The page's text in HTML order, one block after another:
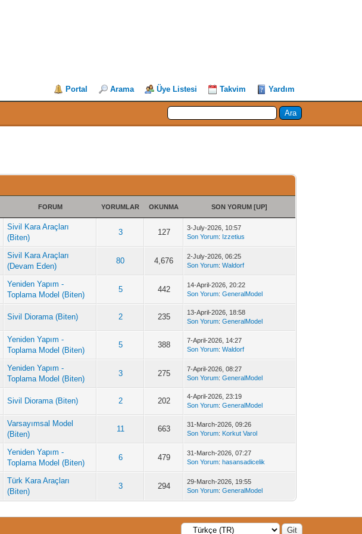
Portal Arama Üye Listesi Takvim Yardım
FORUM YORUMLAR OKUNMA SON YORUM [UP]
Sivil Kara Araçları
(Biten)
3 127
3-July-2026, 10:57
Son Yorum: Izzetius
Sivil Kara Araçları
(Devam Eden)
80 4,676
2-July-2026, 06:25
Son Yorum:Waldorf
Yeniden Yapım -
Toplama Model (Biten)
5 442
14-April-2026, 20:22
Son Yorum:GeneralModel
Sivil Diorama (Biten) 2 235
13-April-2026, 18:58
Son Yorum:GeneralModel
Yeniden Yapım -
Toplama Model (Biten)
5 388
7-April-2026, 14:27
Son Yorum:Waldorf
Yeniden Yapım -
Toplama Model (Biten)
3 275
7-April-2026, 08:27
Son Yorum:GeneralModel
Sivil Diorama (Biten) 2 202
4-April-2026, 23:19
Son Yorum:GeneralModel
Varsayımsal Model
(Biten)
11 663
31-March-2026, 09:26
Son Yorum: Korkut Varol
Yeniden Yapım -
Toplama Model (Biten)
6 479
31-March-2026, 07:27
Son Yorum:hasansadicelik
Türk Kara Araçları
(Biten)
3 294
29-March-2026, 19:55
Son Yorum:GeneralModel